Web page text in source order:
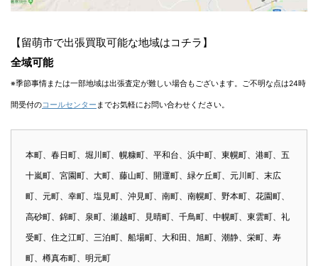
【留萌市で出張買取可能な地域はコチラ】
全域可能
※季節事情または一部地域は出張査定が難しい場合もございます。ご不明な点は24時
間受付のコールセンター までお気軽にお問い合わせください。
本町、春日町、堀川町、幌糠町、平和台、浜中町、東幌町、港町、五
十嵐町、宮園町、大町、藤山町、開運町、緑ケ丘町、元川町、末広
町、元町、幸町、塩見町、沖見町、南町、南幌町、野本町、花園町、
高砂町、錦町、泉町、瀬越町、見晴町、千鳥町、中幌町、東雲町、礼
受町、住之江町、三泊町、船場町、大和田、旭町、潮静、栄町、寿
町、樽真布町、明元町